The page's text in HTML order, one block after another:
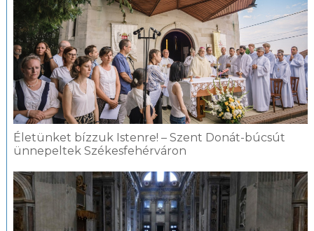
Életünket bízzuk Istenre! – Szent Donát-búcsút
ünnepeltek Székesfehérváron